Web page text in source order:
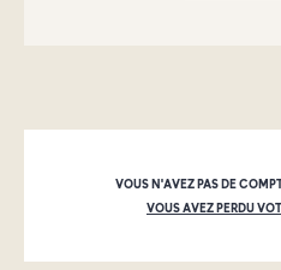
VOUS N'AVEZ PAS DE
VOUS AVEZ PERDU